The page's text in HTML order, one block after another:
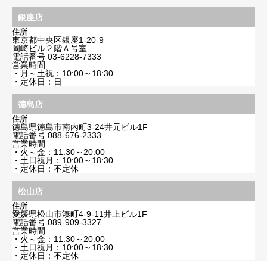
銀座店
住所
東京都中央区銀座1-20-9
岡崎ビル２階Ａ号室
電話番号 03-6228-7333
営業時間
・月～土祝：10:00～18:30
・定休日：日
徳島店
住所
徳島県徳島市南内町3-24井元ビル1F
電話番号 088-676-2333
営業時間
・火～金：11:30～20:00
・土日祝月：10:00～18:30
・定休日：不定休
松山店
住所
愛媛県松山市湊町4-9-11井上ビル1F
電話番号 089-909-3327
営業時間
・火～金：11:30～20:00
・土日祝月：10:00～18:30
・定休日：不定休